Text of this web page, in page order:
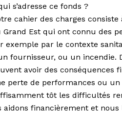
s’adresse ce fonds ?
cahier des charges
Grand Est qui ont connu des
exemple par le contexte
fournisseur, ou un incendie.
avoir des conséquences
perte de performances ou un
tôt les difficultés
aidons financièrement et